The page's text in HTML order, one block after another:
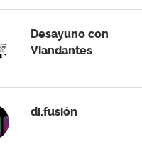
Desayuno con
Viandantes
di.fusión